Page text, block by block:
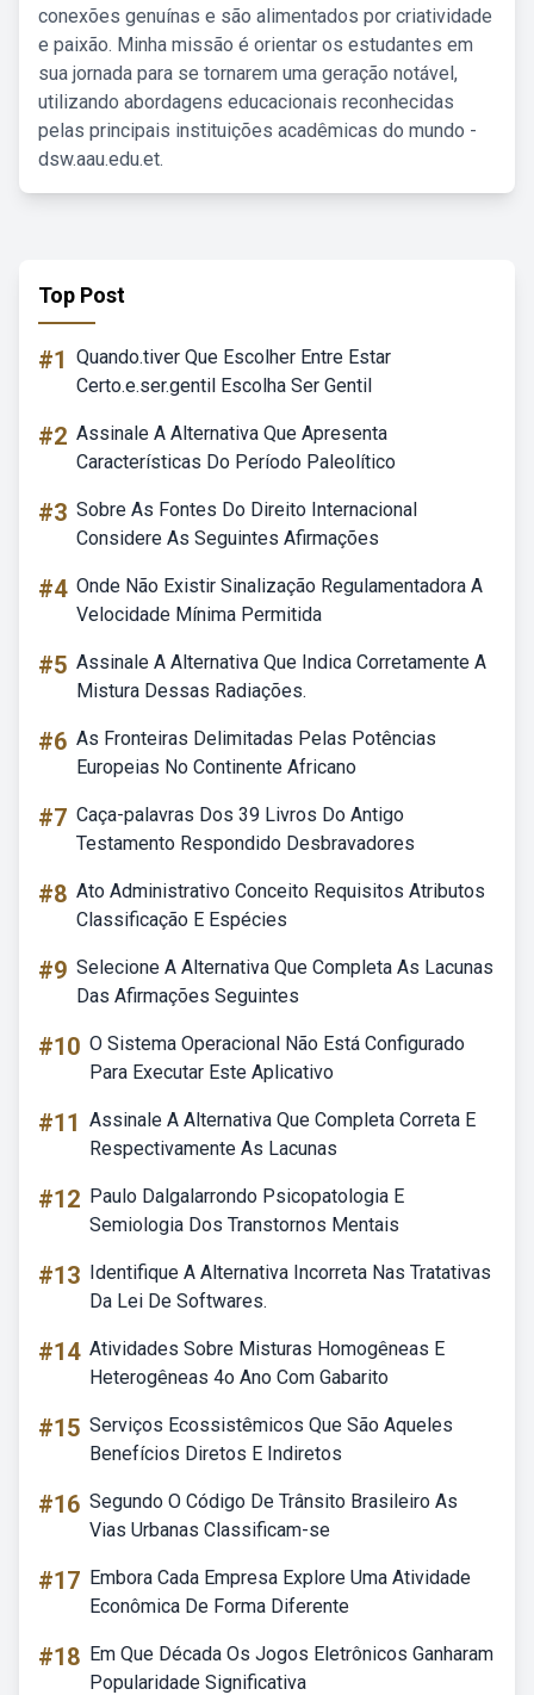
conexões genuínas e são alimentados por criatividade
e paixão. Minha missão é orientar os estudantes em
sua jornada para se tornarem uma geração notável,
utilizando abordagens educacionais reconhecidas
pelas principais instituições acadêmicas do mundo -
dsw.aau.edu.et.
Top Post
#1 Quando.tiver Que Escolher Entre Estar
Certo.e.ser.gentil Escolha Ser Gentil
#2 Assinale A Alternativa Que Apresenta
Características Do Período Paleolítico
#3 Sobre As Fontes Do Direito Internacional
Considere As Seguintes Afirmações
#4 Onde Não Existir Sinalização Regulamentadora A
Velocidade Mínima Permitida
#5 Assinale A Alternativa Que Indica Corretamente A
Mistura Dessas Radiações.
#6 As Fronteiras Delimitadas Pelas Potências
Europeias No Continente Africano
#7 Caça-palavras Dos 39 Livros Do Antigo
Testamento Respondido Desbravadores
#8 Ato Administrativo Conceito Requisitos Atributos
Classificação E Espécies
#9 Selecione A Alternativa Que Completa As Lacunas
Das Afirmações Seguintes
#10 O Sistema Operacional Não Está Configurado
Para Executar Este Aplicativo
#11 Assinale A Alternativa Que Completa Correta E
Respectivamente As Lacunas
#12 Paulo Dalgalarrondo Psicopatologia E
Semiologia Dos Transtornos Mentais
#13 Identifique A Alternativa Incorreta Nas Tratativas
Da Lei De Softwares.
#14 Atividades Sobre Misturas Homogêneas E
Heterogêneas 4o Ano Com Gabarito
#15 Serviços Ecossistêmicos Que São Aqueles
Benefícios Diretos E Indiretos
#16 Segundo O Código De Trânsito Brasileiro As
Vias Urbanas Classificam-se
#17 Embora Cada Empresa Explore Uma Atividade
Econômica De Forma Diferente
#18 Em Que Década Os Jogos Eletrônicos Ganharam
Popularidade Significativa